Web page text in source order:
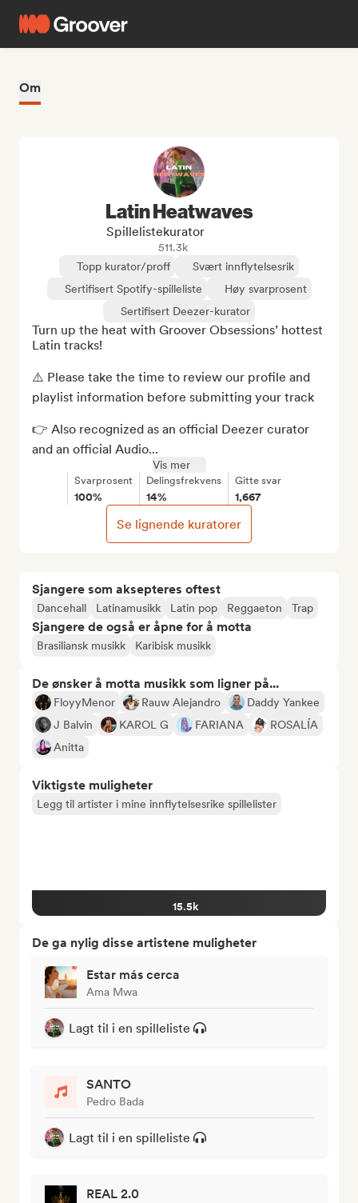
Om
Sjangere som aksepteres oftest
Dancehall Latinamusikk Latin pop Reggaeton Trap
Sjangere de også er åpne for å motta
Brasiliansk musikk Karibisk musikk
De ønsker å motta musikk som ligner på...
FloyyMenor Rauw Alejandro
Daddy Yankee
J Balvin
KAROL G FARIANA
ROSALÍA
Anitta
Viktigste muligheter
Legg til artister i mine innflytelsesrike spillelister
15.5k
De ga nylig disse artistene muligheter
Estar más cerca
Ama Mwa
Lagt til i en spilleliste
SANTO
Pedro Bada
Lagt til i en spilleliste
REAL 2.0
Latin Heatwaves
Spillelistekurator
511.3k
Topp kurator/proff
Svært innflytelsesrik
Sertifisert Spotify-spilleliste
Høy svarprosent
Sertifisert Deezer-kurator
Turn up the heat with Groover Obsessions’ hottest
Latin tracks!
⚠️ Please take the time to review our profile and
playlist information before submitting your track
👉 Also recognized as an official Deezer curator
and an official Audio...
Vis mer
Svarprosent
100%
Delingsfrekvens
14%
Gitte svar
1,667
Se lignende kuratorer